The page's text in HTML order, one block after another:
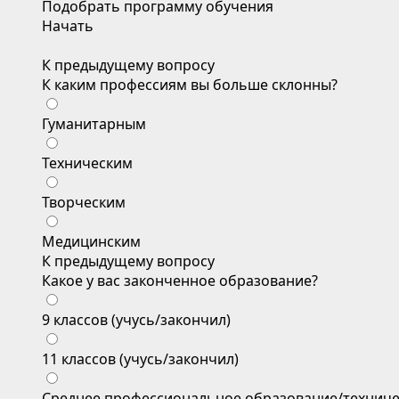
Подобрать программу обучения
Начать
К предыдущему вопросу
К каким профессиям вы больше склонны?
Гуманитарным
Техническим
Творческим
Медицинским
К предыдущему вопросу
Какое у вас законченное образование?
9 классов (учусь/закончил)
11 классов (учусь/закончил)